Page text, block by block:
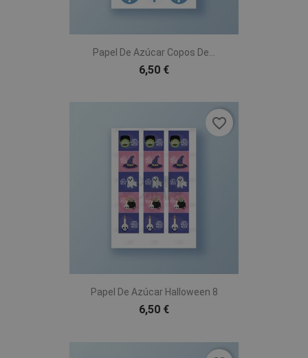
Papel De Azúcar Copos De...
6,50 €
Papel De Azúcar Halloween 8
6,50 €
favorite_border